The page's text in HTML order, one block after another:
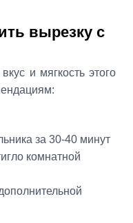
вырезку с
и мягкость этого
за 30-40 минут
комнатной